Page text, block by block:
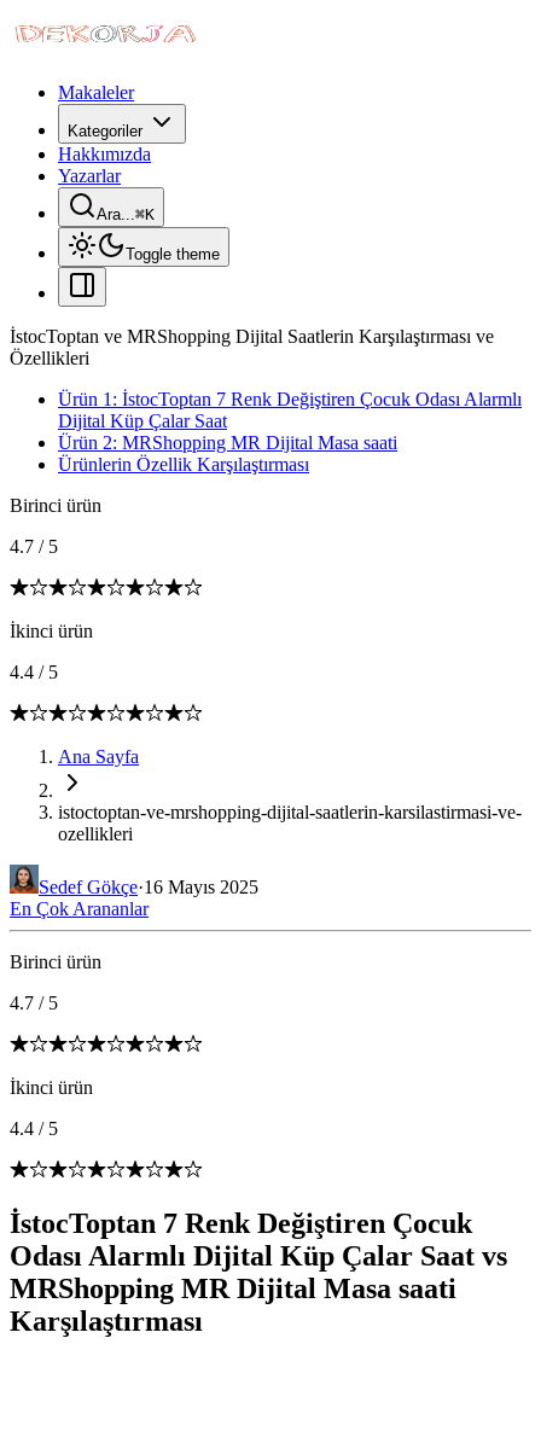
Makaleler
Kategoriler
Hakkımızda
Yazarlar
Ara...⌘K
Toggle theme
İstocToptan ve MRShopping Dijital Saatlerin Karşılaştırması ve
Özellikleri
Ürün 1: İstocToptan 7 Renk Değiştiren Çocuk Odası Alarmlı
Dijital Küp Çalar Saat
Ürün 2: MRShopping MR Dijital Masa saati
Ürünlerin Özellik Karşılaştırması
Birinci ürün
4.7 / 5
İkinci ürün
4.4 / 5
Ana Sayfa
istoctoptan-ve-mrshopping-dijital-saatlerin-karsilastirmasi-ve-
ozellikleri
Sedef Gökçe·16 Mayıs 2025
En Çok Arananlar
Birinci ürün
4.7 / 5
İkinci ürün
4.4 / 5
İstocToptan 7 Renk Değiştiren Çocuk
Odası Alarmlı Dijital Küp Çalar Saat vs
MRShopping MR Dijital Masa saati
Karşılaştırması